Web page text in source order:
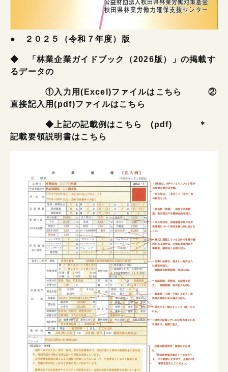
● ２０２５（令和７年度）版
◆ 「林業企業ガイドブック（2026版）」の掲載す
るデータの
①入力用(Excel)ファイルはこちら
②
直接記入用(pdf)ファイルはこちら
◆ 上記の記載例はこちら (pdf) ＊
記載要領説明書はこちら